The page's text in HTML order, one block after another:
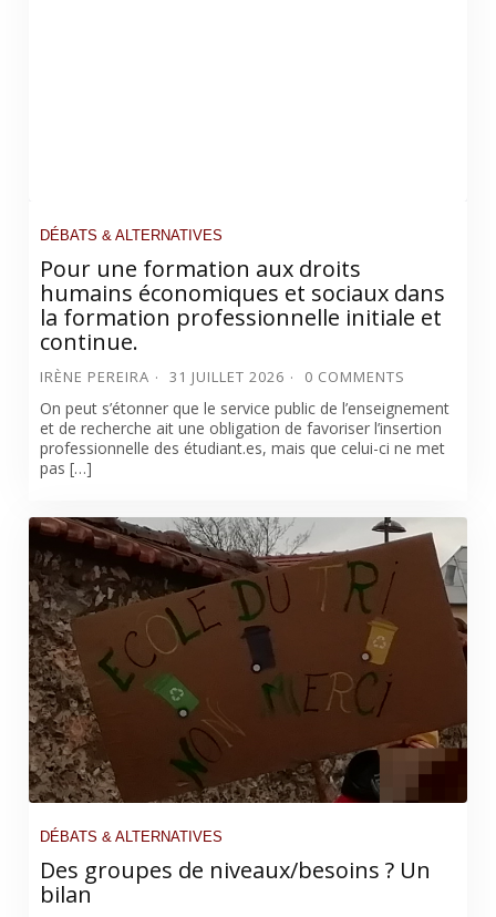
DÉBATS & ALTERNATIVES
Pour une formation aux droits
humains économiques et sociaux dans
la formation professionnelle initiale et
continue.
IRÈNE PEREIRA 31 JUILLET 2026 0 COMMENTS
On peut s’étonner que le service public de l’enseignement
et de recherche ait une obligation de favoriser l’insertion
professionnelle des étudiant.es, mais que celui-ci ne met
pas […]
DÉBATS & ALTERNATIVES
Des groupes de niveaux/besoins ? Un
bilan